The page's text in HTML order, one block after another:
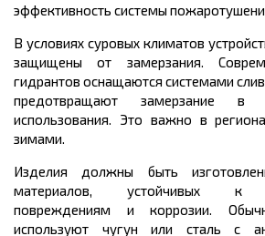
эффективность системы
В условиях суровых климатов
защищены от замерзания.
гидрантов оснащаются системами
предотвращают замерзание в
использования. Это важно в
зимами.
Изделия должны быть
материалов, устойчивых к
повреждениям и коррозии.
используют чугун или сталь с